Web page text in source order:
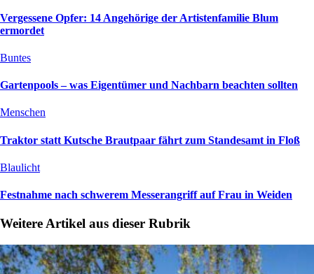
Vergessene Opfer: 14 Angehörige der Artistenfamilie Blum
ermordet
Buntes
Gartenpools – was Eigentümer und Nachbarn beachten sollten
Menschen
Traktor statt Kutsche Brautpaar fährt zum Standesamt in Floß
Blaulicht
Festnahme nach schwerem Messerangriff auf Frau in Weiden
Weitere Artikel aus dieser Rubrik